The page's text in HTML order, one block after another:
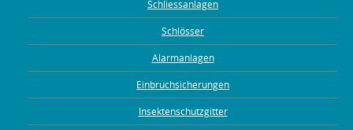
Schliessanlagen
Schlösser
Alarmanlagen
Einbruchsicherungen
Insektenschutzgitter